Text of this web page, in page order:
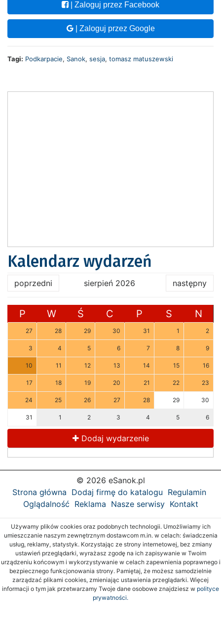
| Zaloguj przez Facebook
| Zaloguj przez Google
Tagi: Podkarpacie, Sanok, sesja, tomasz matuszewski
Kalendarz wydarzeń
poprzedni sierpień 2026 następny
P W Ś C P S N
27 28 29 30 31 1 2
3 4 5 6 7 8 9
10 11 12 13 14 15 16
17 18 19 20 21 22 23
24 25 26 27 28 29 30
31 1 2 3 4 5 6
Dodaj wydarzenie
© 2026 eSanok.pl
Strona główna Dodaj firmę do katalogu Regulamin
Oglądalność Reklama Nasze serwisy Kontakt
Używamy plików cookies oraz podobnych technologii. Umożliwiamy ich
umieszczanie naszym zewnętrznym dostawcom m.in. w celach: świadczenia
usług, reklamy, statystyk. Korzystając ze strony internetowej, bez zmiany
ustawień przeglądarki, wyrażasz zgodę na ich zapisywanie w Twoim
urządzeniu końcowym i wykorzystywanie w celach zapewnienia poprawnego i
bezpiecznego funkcjonowania strony. Pamiętaj, że możesz samodzielnie
zarządzać plikami cookies, zmieniając ustawienia przeglądarki. Więcej
informacji o tym jak przetwarzamy Twoje dane osobowe znajdziesz w polityce
prywatności.